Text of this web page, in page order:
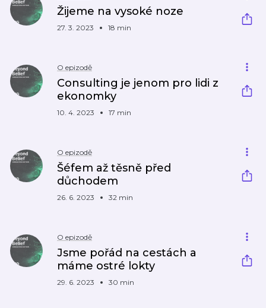
Žijeme na vysoké noze
27. 3. 2023 18 min
O epizodě
Consulting je jenom pro lidi z
ekonomky
10. 4. 2023 17 min
O epizodě
Šéfem až těsně před
důchodem
26. 6. 2023 32 min
O epizodě
Jsme pořád na cestách a
máme ostré lokty
29. 6. 2023 30 min